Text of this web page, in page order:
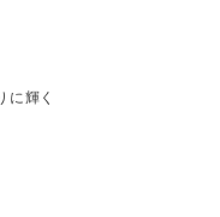
に輝く